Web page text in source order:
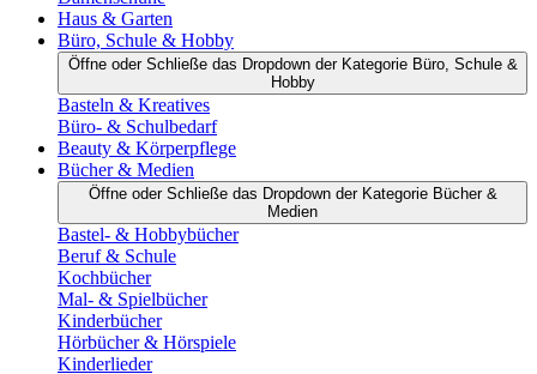
Haus & Garten
Büro, Schule & Hobby
Öffne oder Schließe das Dropdown der Kategorie Büro, Schule &
Hobby
Basteln & Kreatives
Büro- & Schulbedarf
Beauty & Körperpflege
Bücher & Medien
Öffne oder Schließe das Dropdown der Kategorie Bücher &
Medien
Bastel- & Hobbybücher
Beruf & Schule
Kochbücher
Mal- & Spielbücher
Kinderbücher
Hörbücher & Hörspiele
Kinderlieder